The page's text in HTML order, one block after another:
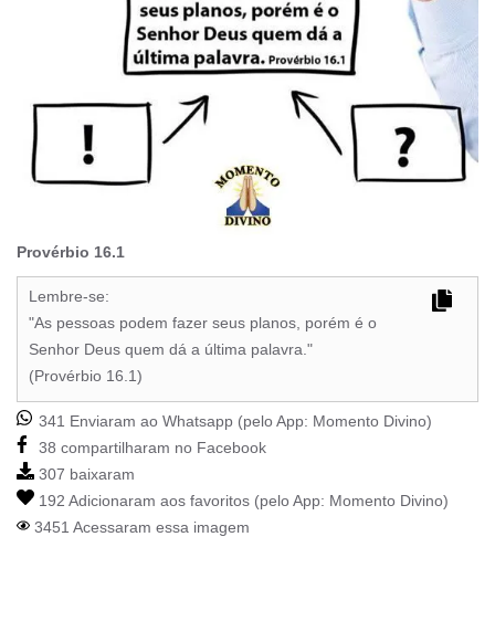
Provérbio 16.1
Lembre-se:
"As pessoas podem fazer seus planos, porém é o
Senhor Deus quem dá a última palavra."
(Provérbio 16.1)
341 Enviaram ao Whatsapp (pelo App: Momento Divino)
38 compartilharam no Facebook
307 baixaram
192 Adicionaram aos favoritos (pelo App: Momento Divino)
3451 Acessaram essa imagem